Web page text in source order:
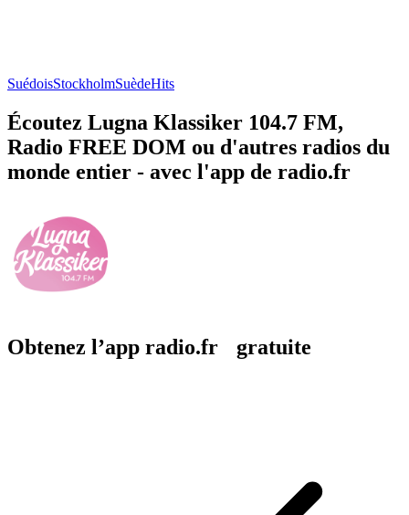
SuédoisStockholmSuèdeHits
Écoutez Lugna Klassiker 104.7 FM,
Radio FREE DOM ou d'autres radios du
monde entier - avec l'app de radio.fr
Obtenez l’app radio.fr gratuite